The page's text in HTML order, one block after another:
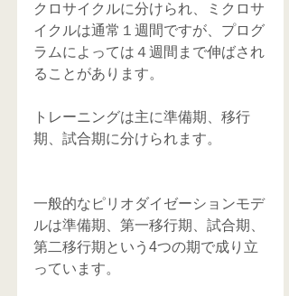
クロサイクルに分けられ、ミクロサ
イクルは通常１週間ですが、プログ
ラムによっては４週間まで伸ばされ
ることがあります。
トレーニングは主に準備期、移行
期、試合期に分けられます。
一般的なピリオダイゼーションモデ
ルは準備期、第一移行期、試合期、
第二移行期という4つの期で成り立
っています。